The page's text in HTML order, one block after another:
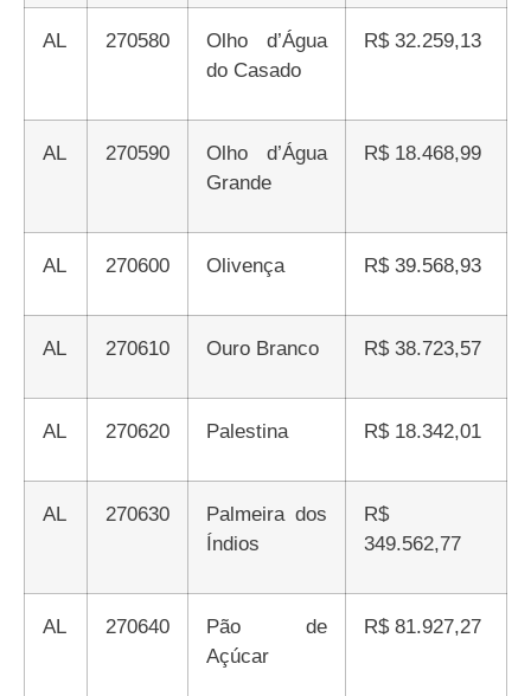
AL 270580
Olho d’Água
do Casado
R$ 32.259,13
AL 270590
Olho d’Água
Grande
R$ 18.468,99
AL 270600 Olivença R$ 39.568,93
AL 270610 Ouro Branco R$ 38.723,57
AL 270620 Palestina R$ 18.342,01
AL 270630
Palmeira dos
Índios
R$
349.562,77
AL 270640
Pão de
Açúcar
R$ 81.927,27